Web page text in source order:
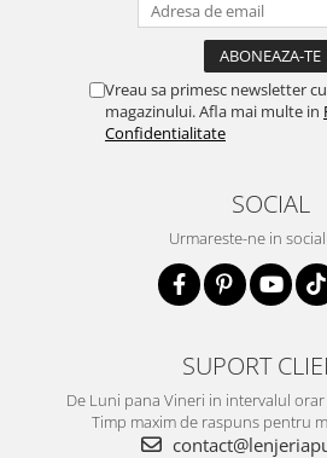
Vreau sa primesc newsletter
magazinului. Afla mai multe in
Confidentialitate
SOCIAL
Urmareste-ne in
SUPORT
De Luni pana Vineri in intervalul orar
Timp maxim de raspuns pentru